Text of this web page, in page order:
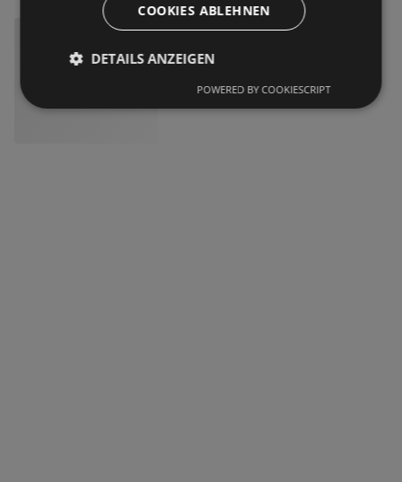
COOKIES ABLEHNEN
DETAILS ANZEIGEN
POWERED BY COOKIESCRIPT